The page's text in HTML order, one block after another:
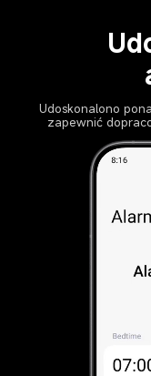
Udoskonalono
zapewnić